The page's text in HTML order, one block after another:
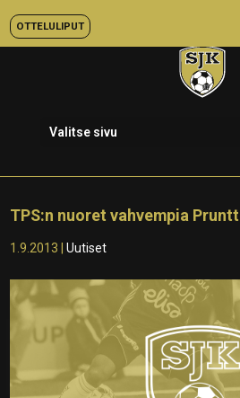
OTTELULIPUT
Valitse sivu
TPS:n nuoret vahvempia
1.9.2013 |Uutiset